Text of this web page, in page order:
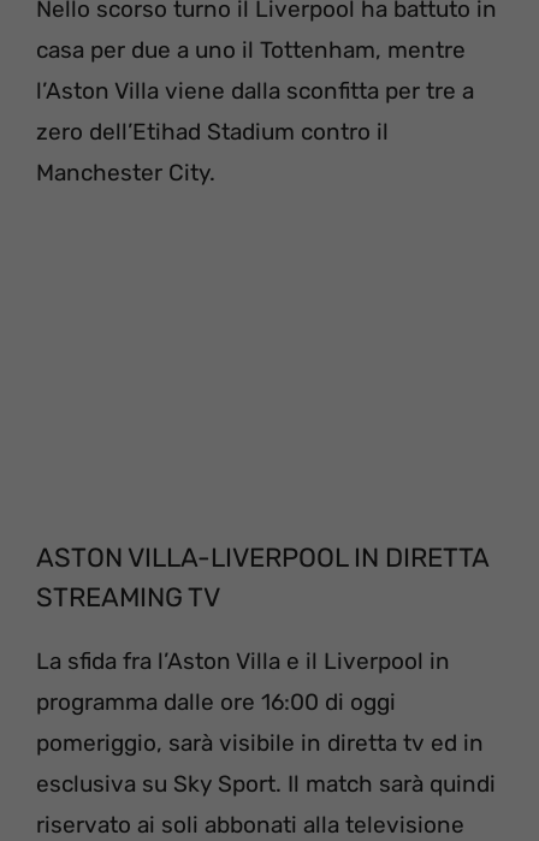
Nello scorso turno il Liverpool ha battuto in
casa per due a uno il Tottenham, mentre
l’Aston Villa viene dalla sconfitta per tre a
zero dell’Etihad Stadium contro il
Manchester City.
ASTON VILLA-LIVERPOOL IN DIRETTA
STREAMING TV
La sfida fra l’Aston Villa e il Liverpool in
programma dalle ore 16:00 di oggi
pomeriggio, sarà visibile in diretta tv ed in
esclusiva su Sky Sport. Il match sarà quindi
riservato ai soli abbonati alla televisione